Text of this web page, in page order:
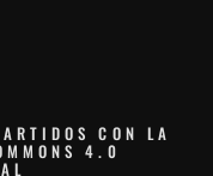
CON LA
4.0